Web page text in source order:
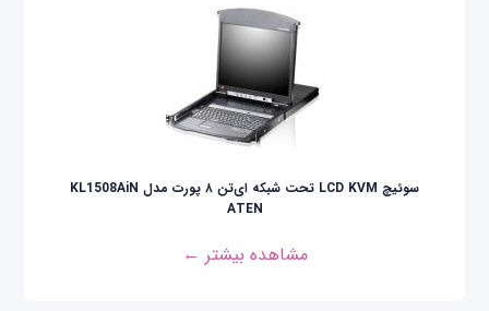
سوئيچ LCD KVM تحت شبکه ای‌تن ۸ پورت مدل KL1508AiN
ATEN
مشاهده بیشتر ←